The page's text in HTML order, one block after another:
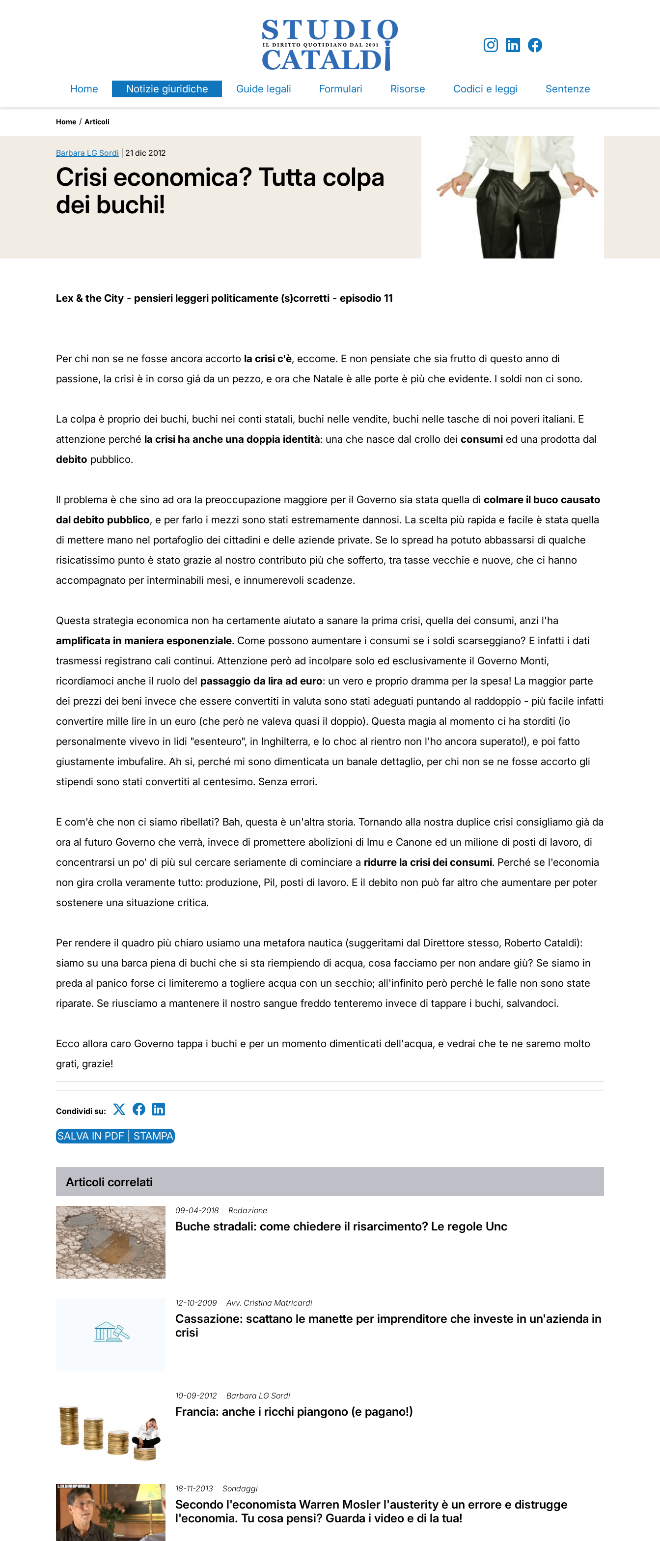
Home Notizie giuridiche Guide legali Formulari Risorse Codici e leggi Sentenze
Home Articoli
Barbara LG Sordi 21 dic 2012
Crisi economica? Tutta colpa
dei buchi!
Lex & the City - pensieri leggeri politicamente (s)corretti - episodio 11
Per chi non se ne fosse ancora accorto la crisi c'è, eccome. E non pensiate che sia frutto di questo anno di
passione, la crisi è in corso giá da un pezzo, e ora che Natale è alle porte è più che evidente. I soldi non ci sono.
La colpa è proprio dei buchi, buchi nei conti statali, buchi nelle vendite, buchi nelle tasche di noi poveri italiani. E
attenzione perché la crisi ha anche una doppia identità: una che nasce dal crollo dei consumi ed una prodotta dal
debito pubblico.
Il problema è che sino ad ora la preoccupazione maggiore per il Governo sia stata quella di colmare il buco causato
dal debito pubblico, e per farlo i mezzi sono stati estremamente dannosi. La scelta più rapida e facile è stata quella
di mettere mano nel portafoglio dei cittadini e delle aziende private. Se lo spread ha potuto abbassarsi di qualche
risicatissimo punto è stato grazie al nostro contributo più che sofferto, tra tasse vecchie e nuove, che ci hanno
accompagnato per interminabili mesi, e innumerevoli scadenze.
Questa strategia economica non ha certamente aiutato a sanare la prima crisi, quella dei consumi, anzi l'ha
amplificata in maniera esponenziale. Come possono aumentare i consumi se i soldi scarseggiano? E infatti i dati
trasmessi registrano cali continui. Attenzione però ad incolpare solo ed esclusivamente il Governo Monti,
ricordiamoci anche il ruolo del passaggio da lira ad euro: un vero e proprio dramma per la spesa! La maggior parte
dei prezzi dei beni invece che essere convertiti in valuta sono stati adeguati puntando al raddoppio - più facile infatti
convertire mille lire in un euro (che però ne valeva quasi il doppio). Questa magia al momento ci ha storditi (io
personalmente vivevo in lidi "esenteuro", in Inghilterra, e lo choc al rientro non l'ho ancora superato!), e poi fatto
giustamente imbufalire. Ah si, perché mi sono dimenticata un banale dettaglio, per chi non se ne fosse accorto gli
stipendi sono stati convertiti al centesimo. Senza errori.
E com'è che non ci siamo ribellati? Bah, questa è un'altra storia. Tornando alla nostra duplice crisi consigliamo già da
ora al futuro Governo che verrà, invece di promettere abolizioni di Imu e Canone ed un milione di posti di lavoro, di
concentrarsi un po' di più sul cercare seriamente di cominciare a ridurre la crisi dei consumi. Perché se l'economia
non gira crolla veramente tutto: produzione, Pil, posti di lavoro. E il debito non può far altro che aumentare per poter
sostenere una situazione critica.
Per rendere il quadro più chiaro usiamo una metafora nautica (suggeritami dal Direttore stesso, Roberto Cataldi):
siamo su una barca piena di buchi che si sta riempiendo di acqua, cosa facciamo per non andare giù? Se siamo in
preda al panico forse ci limiteremo a togliere acqua con un secchio; all'infinito però perché le falle non sono state
riparate. Se riusciamo a mantenere il nostro sangue freddo tenteremo invece di tappare i buchi, salvandoci.
Ecco allora caro Governo tappa i buchi e per un momento dimenticati dell'acqua, e vedrai che te ne saremo molto
grati, grazie!
Condividi su:
SALVA IN PDF | STAMPA
Articoli correlati
09-04-2018 Redazione
Buche stradali: come chiedere il risarcimento? Le regole Unc
12-10-2009 Avv. Cristina Matricardi
Cassazione: scattano le manette per imprenditore che investe in un'azienda in
crisi
10-09-2012 Barbara LG Sordi
Francia: anche i ricchi piangono (e pagano!)
18-11-2013 Sondaggi
Secondo l'economista Warren Mosler l'austerity è un errore e distrugge
l'economia. Tu cosa pensi? Guarda i video e di la tua!